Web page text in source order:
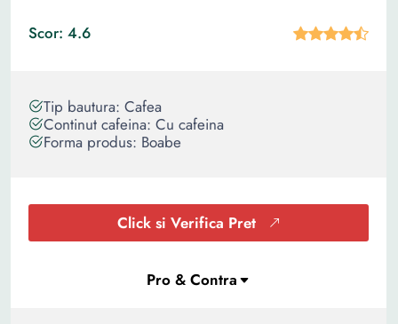
Scor: 4.6
Tip bautura: Cafea
Continut cafeina: Cu cafeina
Forma produs: Boabe
Click si Verifica Pret